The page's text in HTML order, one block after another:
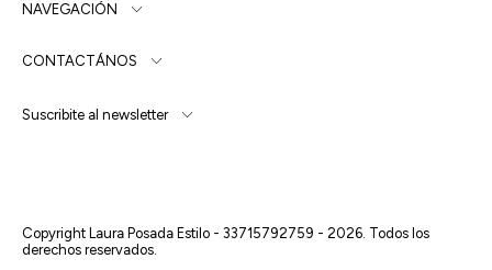
NAVEGACIÓN
CONTACTÁNOS
Suscribite al newsletter
Copyright Laura Posada Estilo - 33715792759 - 2026. Todos los
derechos reservados.